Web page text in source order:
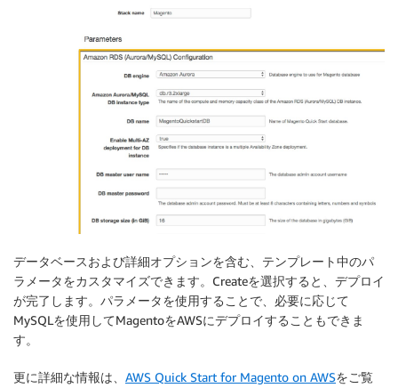
データベースおよび詳細オプションを含む、テンプレート中のパ
ラメータをカスタマイズできます。Createを選択すると、デプロイ
が完了します。パラメータを使用することで、必要に応じて
MySQLを使用してMagentoをAWSにデプロイすることもできま
す。
更に詳細な情報は、 AWS Quick Start for Magento on AWSをご覧